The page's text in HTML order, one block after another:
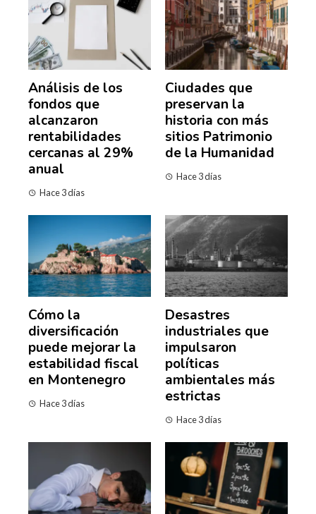
Análisis de los
fondos que
alcanzaron
rentabilidades
cercanas al 29%
anual
Hace 3 días
Ciudades que
preservan la
historia con más
sitios Patrimonio
de la Humanidad
Hace 3 días
Cómo la
diversificación
puede mejorar la
estabilidad fiscal
en Montenegro
Hace 3 días
Desastres
industriales que
impulsaron
políticas
ambientales más
estrictas
Hace 3 días